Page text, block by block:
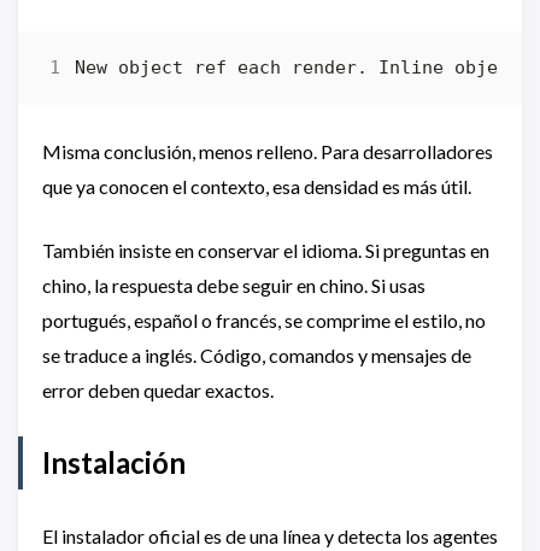
Misma conclusión, menos relleno. Para desarrolladores
que ya conocen el contexto, esa densidad es más útil.
También insiste en conservar el idioma. Si preguntas en
chino, la respuesta debe seguir en chino. Si usas
portugués, español o francés, se comprime el estilo, no
se traduce a inglés. Código, comandos y mensajes de
error deben quedar exactos.
Instalación
El instalador oficial es de una línea y detecta los agentes